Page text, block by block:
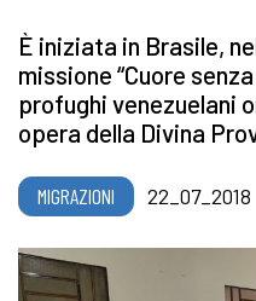
È iniziata in Brasile,
missione “Cuore
profughi venezuelani
opera della Divina
MIGRAZIONI 22_07_2018